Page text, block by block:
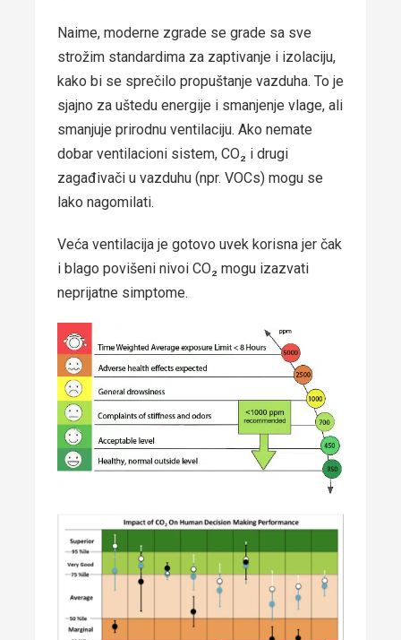
Naime, moderne zgrade se grade sa sve
strožim standardima za zaptivanje i izolaciju,
kako bi se sprečilo propuštanje vazduha. To je
sjajno za uštedu energije i smanjenje vlage, ali
smanjuje prirodnu ventilaciju. Ako nemate
dobar ventilacioni sistem, CO₂ i drugi
zagađivači u vazduhu (npr. VOCs) mogu se
lako nagomilati.
Veća ventilacija je gotovo uvek korisna jer čak
i blago povišeni nivoi CO₂ mogu izazvati
neprijatne simptome.